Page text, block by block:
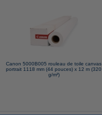
Canon 5000B005 rouleau de toile canvas
portrait 1118 mm (44 pouces) x 12 m (320
g/m²)